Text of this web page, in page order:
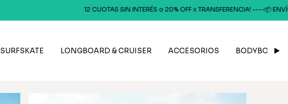
12 CUOTAS SIN INTERÉS o 20% OFF x TRANSFERENCIA! ----📦 ENVÍO GRATIS A
SURFSKATE LONGBOARD & CRUISER ACCESORIOS BODYBOARD